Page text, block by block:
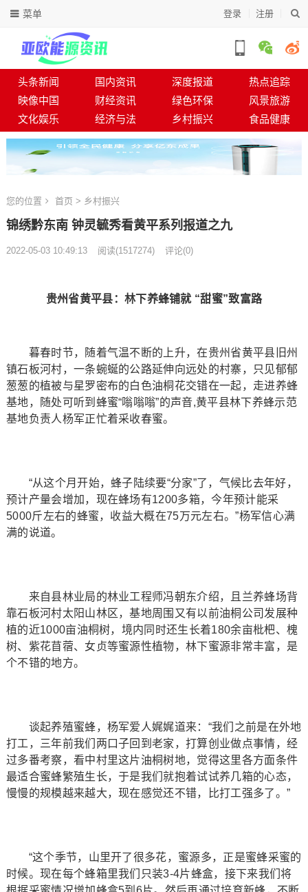
登录 注册
菜单
头条新闻 国内资讯 深度报道
热点追踪
映像中国
财经资讯 绿色环保
风景旅游
文化娱乐
经济与法 乡村振兴 食品健康
您的位置 首页 > 乡村振兴
锦绣黔东南 钟灵毓秀看黄平系列报道之九
2022-05-03 10:49:13 阅读(1517274) 评论(0)
贵州省黄平县：林下养蜂铺就 “甜蜜”致富路
暮春时节，随着气温不断的上升，在贵州省黄平县旧州
镇石板河村，一条蜿蜒的公路延伸向远处的村寨，只见郁郁
葱葱的植被与星罗密布的白色油桐花交错在一起，走进养蜂
基地，随处可听到蜂蜜“嗡嗡嗡”的声音,黄平县林下养蜂示范
基地负责人杨军正忙着采收春蜜。
“从这个月开始，蜂子陆续要“分家”了，气候比去年好，
预计产量会增加，现在蜂场有1200多箱，今年预计能采
5000斤左右的蜂蜜，收益大概在75万元左右。”杨军信心满
满的说道。
来自县林业局的林业工程师冯朝东介绍，且兰养蜂场背
靠石板河村太阳山林区，基地周围又有以前油桐公司发展种
植的近1000亩油桐树，境内同时还生长着180余亩枇杷、槐
树、紫花苜蓿、女贞等蜜源性植物，林下蜜源非常丰富，是
个不错的地方。
谈起养殖蜜蜂，杨军爱人娓娓道来：“我们之前是在外地
打工，三年前我们两口子回到老家，打算创业做点事情，经
过多番考察，看中村里这片油桐树地，觉得这里各方面条件
最适合蜜蜂繁殖生长，于是我们就抱着试试养几箱的心态，
慢慢的规模越来越大，现在感觉还不错，比打工强多了。”
“这个季节，山里开了很多花，蜜源多，正是蜜蜂采蜜的
时候。现在每个蜂箱里我们只装3-4片蜂盒，接下来我们将